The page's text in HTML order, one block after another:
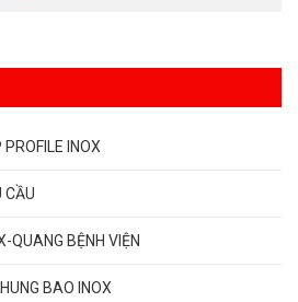
INOX
CẦU
QUANG BỆNH VIỆN
BAO INOX